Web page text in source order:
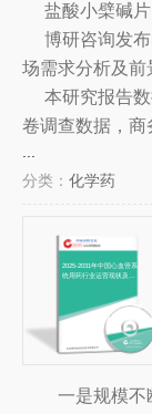
面的竞争更加
竞争中取得优
盐酸小檗碱片
博研咨询发布
场需求分析及前
盐酸小檗碱行
等，接着分析了
绍了盐酸小檗碱
做了重点企业经
的了解或者想
的重要工具。
本研究报告数
卷调查数据，商
据主要来自国家
统计局及市场调
各类市场监测
分类： 化学药
2025-2031年中国心血管系
统用药行业运营现状及投
一是规模不断